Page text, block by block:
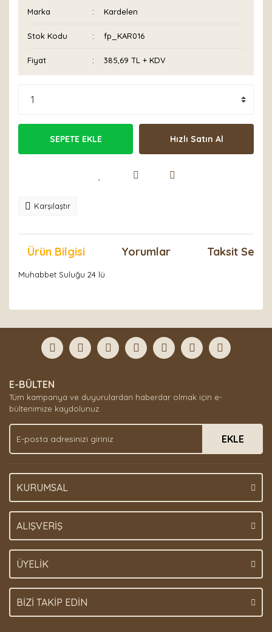
Marka Kardelen
Stok Kodu fp_KAR016
Fiyat 385,69 TL + KDV
SEPETE EKLE Hızlı Satın Al
Karşılaştır
Ürün Bilgisi Yorumlar Taksit
Muhabbet Suluğu 24 lü
Yorum Yaz
formunu kullanarak tarafımıza iletebilirsiniz.
Görüş ve önerileriniz için teşekkür ederiz.
Ürün açıklamasında eksik bilgiler bulunuyor.
Ürün bilgilerinde hatalar bulunuyor.
Ürün fiyatı diğer sitelerden daha pahalı.
Bu ürüne benzer farklı alternatifler olmalı.
E-BÜLTEN
Tüm kampanya ve duyurulardan haberdar olmak için e-
bültenimize kaydolunuz.
EKLE
KURUMSAL
ALIŞVERİŞ
ÜYELİK
BİZİ TAKİP EDİN